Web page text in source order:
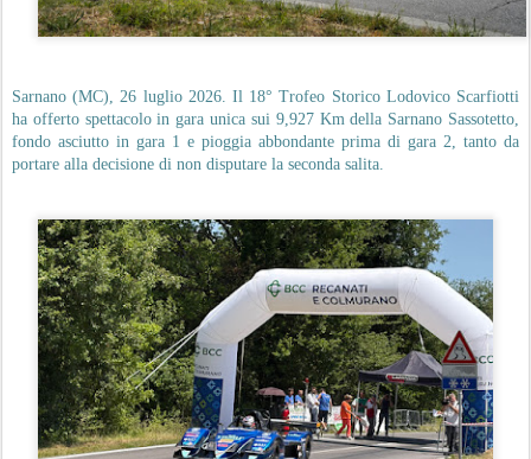
Sarnano (MC), 26 luglio 2026. Il 18° Trofeo Storico Lodovico Scarfiotti
ha offerto spettacolo in gara unica sui 9,927 Km della Sarnano Sassotetto,
fondo asciutto in gara 1 e pioggia abbondante prima di gara 2, tanto da
portare alla decisione di non disputare la seconda salita.